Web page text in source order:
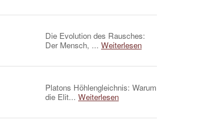
Die Evolution des Rausches:
Der Mensch, ... Weiterlesen
Platons Höhlengleichnis: Warum
die Elit... Weiterlesen